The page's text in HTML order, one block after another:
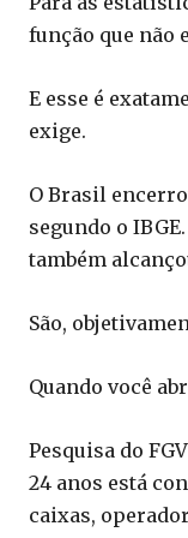
função que não
E esse é
exige.
O Brasil
segundo o
também
São,
Quando você
Pesquisa do
24 anos está
caixas,